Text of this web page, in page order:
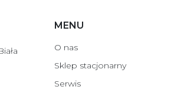
MENU
O nas
Sklep stacjonarny
Serwis